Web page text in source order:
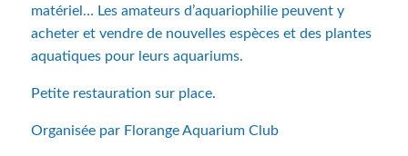
matériel… Les amateurs d’aquariophilie peuvent y
acheter et vendre de nouvelles espèces et des plantes
aquatiques pour leurs aquariums.
Petite restauration sur place.
Organisée par Florange Aquarium Club